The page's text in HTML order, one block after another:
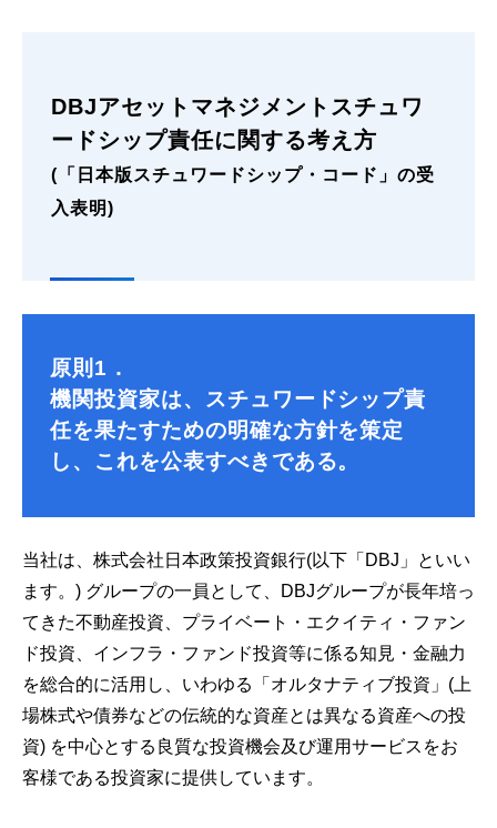
DBJアセットマネジメントスチュワ
ードシップ責任に関する考え方
(「日本版スチュワードシップ・コード」の受
入表明)
原則1．
機関投資家は、スチュワードシップ責
任を果たすための明確な方針を策定
し、これを公表すべきである。
当社は、株式会社日本政策投資銀行(以下「DBJ」といい
ます。) グループの一員として、DBJグループが長年培っ
てきた不動産投資、プライベート・エクイティ・ファン
ド投資、インフラ・ファンド投資等に係る知見・金融力
を総合的に活用し、いわゆる「オルタナティブ投資」(上
場株式や債券などの伝統的な資産とは異なる資産への投
資) を中心とする良質な投資機会及び運用サービスをお
客様である投資家に提供しています。